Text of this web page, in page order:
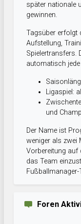
später nationale
gewinnen.
Tagsüber erfolgt
Aufstellung,
Spielertransfers.
automatisch
Ligaspiel:
und
Der Name ist
weniger als zwei
Vorbereitung auf
das Team
Fußballmanager-
Foren